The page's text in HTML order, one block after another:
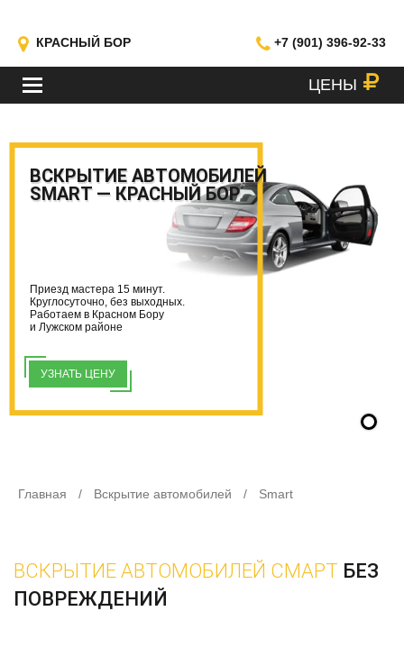
КРАСНЫЙ БОР +7 (901) 396-92-33
МЕНЮ ЦЕНЫ
ВСКРЫТИЕ АВТОМОБИЛЕЙ
SMART — КРАСНЫЙ БОР
Приезд мастера 15 минут.
Круглосуточно, без выходных.
Работаем в Красном Бору
и Лужском районе
УЗНАТЬ ЦЕНУ
Главная / Вскрытие автомобилей / Smart
ВСКРЫТИЕ АВТОМОБИЛЕЙ СМАРТ БЕЗ
ПОВРЕЖДЕНИЙ